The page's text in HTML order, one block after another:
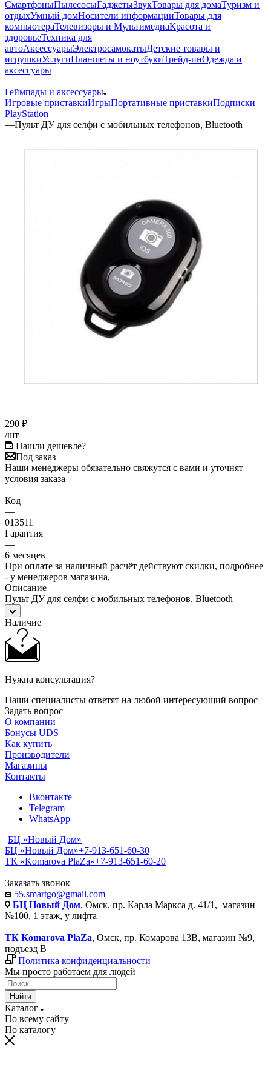
СмартфоныПылесосыГаджетыЗвукТовары для домаТуризм и
отдыхУмный домНосители информацииТовары для
компьютераТелевизоры и МультимедиаКрасота и
здоровьеТехника для
автоАксессуарыЭлектросамокатыДетские товары и
игрушкиУслугиПланшеты и ноутбукиТрейд-инОдежда и
аксессуары
—
Геймпады и аксессуары
Игровые приставкиИгрыПортативные приставкиПодписки
PlayStation
—Пульт ДУ для селфи с мобильных телефонов, Bluetooth
290 ₽
/шт
Нашли дешевле?
Под заказ
Наши менеджеры обязательно свяжутся с вами и уточнят
условия заказа
Код
—
013511
Гарантия
—
6 месяцев
При оплате за наличный расчёт действуют скидки, подробнее
- у менеджеров магазина,
Описание
Пульт ДУ для селфи с мобильных телефонов, Bluetooth
Наличие
Нужна консультация?
Наши специалисты ответят на любой интересующий вопрос
Задать вопрос
О компании
Бонусы UDS
Как купить
Производители
Магазины
Контакты
Вконтакте
Telegram
WhatsApp
БЦ «Новый Дом»
БЦ «Новый Дом»+7-913-651-60-30
ТК «Komarova PlaZa»+7-913-651-60-20
Заказать звонок
55.smartgo@gmail.com
БЦ Новый Дом, Омск, пр. Карла Маркса д. 41/1, магазин
№100, 1 этаж, у лифта
ТК Komarova PlaZa, Омск, пр. Комарова 13В, магазин №9,
подъезд В
Политика конфиденциальности
Мы просто работаем для людей
Найти
Каталог
По всему сайту
По каталогу